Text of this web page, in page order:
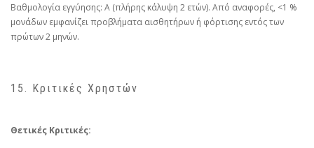
Βαθμολογία εγγύησης: A (πλήρης κάλυψη 2 ετών). Από αναφορές, <1 %
μονάδων εμφανίζει προβλήματα αισθητήρων ή φόρτισης εντός των
πρώτων 2 μηνών.
15. Κριτικές Χρηστών
Θετικές Κριτικές: